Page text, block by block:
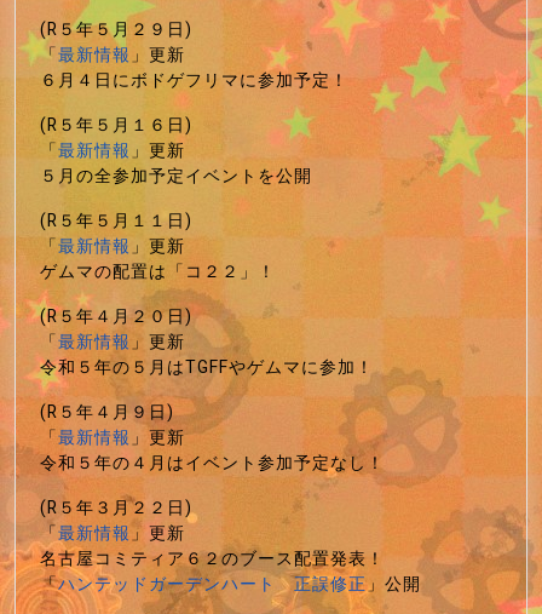
(R５年５月２９日)
「最新情報」更新
６月４日にボドゲフリマに参加予定！
(R５年５月１６日)
「最新情報」更新
５月の全参加予定イベントを公開
(R５年５月１１日)
「最新情報」更新
ゲムマの配置は「コ２２」！
(R５年４月２０日)
「最新情報」更新
令和５年の５月はTGFFやゲムマに参加！
(R５年４月９日)
「最新情報」更新
令和５年の４月はイベント参加予定なし！
(R５年３月２２日)
「最新情報」更新
名古屋コミティア６２のブース配置発表！
「ハンテッドガーデンハート 正誤修正」公開